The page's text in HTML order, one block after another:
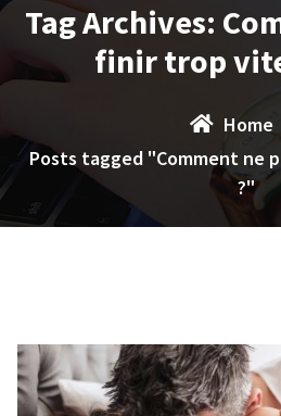
Tag Archives:
finir trop
Home
Posts tagged "Comment ne
?"